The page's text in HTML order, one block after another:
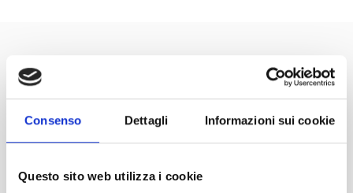
Consenso Dettagli Informazioni sui cookie
Questo sito web utilizza i cookie